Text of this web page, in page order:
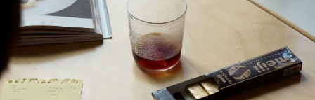
Bellman
タンブラー
Teema
プレート 15cm